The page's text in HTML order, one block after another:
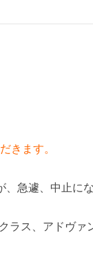
きます。
急遽、中止に
ラス、アドヴァ